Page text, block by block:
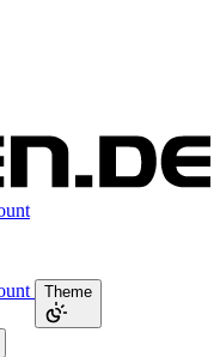
Theme